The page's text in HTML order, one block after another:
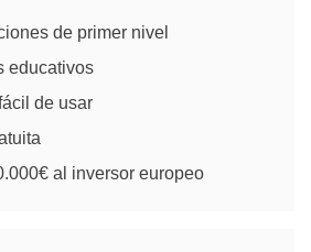
de primer nivel
educativos
de usar
al inversor europeo